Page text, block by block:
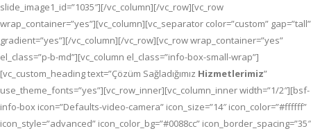
slide_image1_id=”1035″][/vc_column][/vc_row][vc_row
wrap_container=”yes”][vc_column][vc_separator color=”custom” gap=”tall”
gradient=”yes”][/vc_column][/vc_row][vc_row wrap_container=”yes”
el_class=”p-b-md”][vc_column el_class=”info-box-small-wrap”]
[vc_custom_heading text=”Çözüm Sağladığımız Hizmetlerimiz”
use_theme_fonts=”yes”][vc_row_inner][vc_column_inner width=”1/2″][bsf-
info-box icon=”Defaults-video-camera” icon_size=”14″ icon_color=”#ffffff”
icon_style=”advanced” icon_color_bg=”#0088cc” icon_border_spacing=”35″